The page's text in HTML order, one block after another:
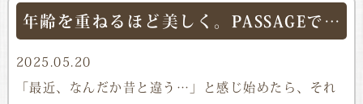
年齢を重ねるほど美しく。PASSAGEで始める大人美容
2025.05.20
「最近、なんだか昔と違う…」と感じ始めたら、それ